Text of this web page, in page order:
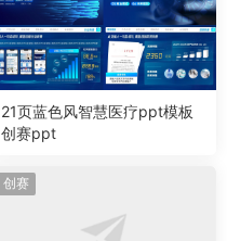
21页蓝色风智慧医疗ppt模板
创赛ppt
创赛